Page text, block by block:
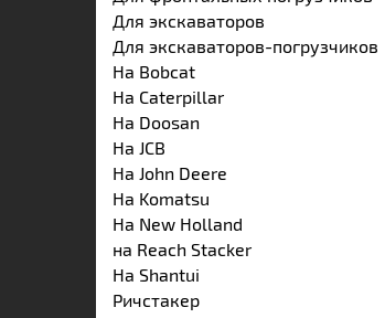
Для экскаваторов
Для экскаваторов-погрузчиков
На Bobcat
На Caterpillar
На Doosan
На JCB
На John Deere
На Komatsu
На New Holland
на Reach Stacker
На Shantui
Ричстакер